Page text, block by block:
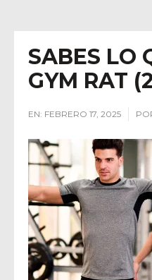
SABES LO
GYM RAT
EN: FEBRERO 17, 2025